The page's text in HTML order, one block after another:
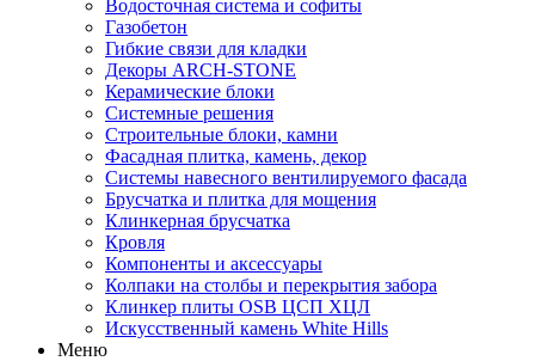
Водосточная система и софиты
Газобетон
Гибкие связи для кладки
Декоры ARCH-STONE
Керамические блоки
Системные решения
Строительные блоки, камни
Фасадная плитка, камень, декор
Системы навесного вентилируемого фасада
Брусчатка и плитка для мощения
Клинкерная брусчатка
Кровля
Компоненты и аксессуары
Колпаки на столбы и перекрытия забора
Клинкер плиты OSB ЦСП ХЦЛ
Искусственный камень White Hills
Меню